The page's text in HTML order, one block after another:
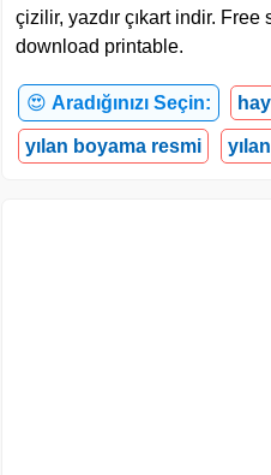
çizilir, yazdır çıkart indir.
download printable.
😍 Aradığınızı Seçin:
yılan boyama resmi